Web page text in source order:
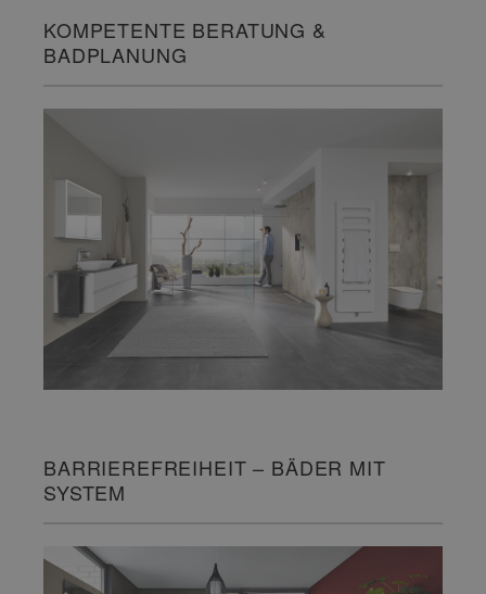
KOMPETENTE BERATUNG &
BADPLANUNG
BARRIEREFREIHEIT – BÄDER MIT
SYSTEM